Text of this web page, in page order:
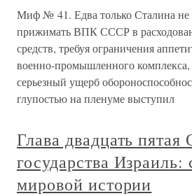
Миф № 41. Едва только Сталина не
прижимать ВПК СССР в
средств, требуя ограничения
военно-промышленного
серьезный ущерб
глупостью на пленуме выступил
Глава двадцать пятая
государства Израиль:
мировой истории